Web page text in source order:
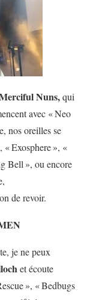
Nuns,qui
avec «Neo
nos oreilles se
«Exosphere», «
Bell », ou encore
de revoir.
je ne peux
et écoute
», «Bedbugs